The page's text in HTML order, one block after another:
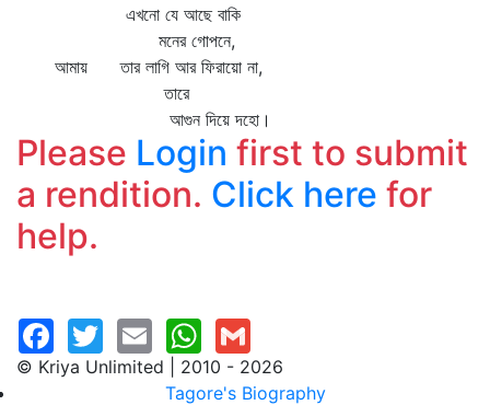
এখনো যে আছে বাকি
মনের গোপনে,
আমায় তার লাগি আর ফিরায়ো না,
তারে
আগুন দিয়ে দহো।
Please Login first to submit
a rendition. Click here for
help.
© Kriya Unlimited | 2010 - 2026
Tagore's Biography